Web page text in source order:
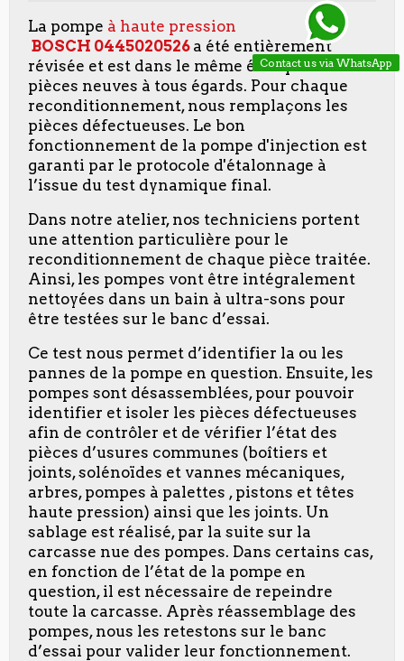
La pompe à haute pression
BOSCH 0445020526 a été entièrement
révisée et est dans le même état que les
pièces neuves à tous égards. Pour chaque
reconditionnement, nous remplaçons les
pièces défectueuses. Le bon
fonctionnement de la pompe d'injection est
garanti par le protocole d'étalonnage à
l’issue du test dynamique final.
Dans notre atelier, nos techniciens portent
une attention particulière pour le
reconditionnement de chaque pièce traitée.
Ainsi, les pompes vont être intégralement
nettoyées dans un bain à ultra-sons pour
être testées sur le banc d’essai.
Ce test nous permet d’identifier la ou les
pannes de la pompe en question. Ensuite, les
pompes sont désassemblées, pour pouvoir
identifier et isoler les pièces défectueuses
afin de contrôler et de vérifier l’état des
pièces d’usures communes (boîtiers et
joints, solénoïdes et vannes mécaniques,
arbres, pompes à palettes , pistons et têtes
haute pression) ainsi que les joints. Un
sablage est réalisé, par la suite sur la
carcasse nue des pompes. Dans certains cas,
en fonction de l’état de la pompe en
question, il est nécessaire de repeindre
toute la carcasse. Après réassemblage des
pompes, nous les retestons sur le banc
d’essai pour valider leur fonctionnement.
Contact us via WhatsApp